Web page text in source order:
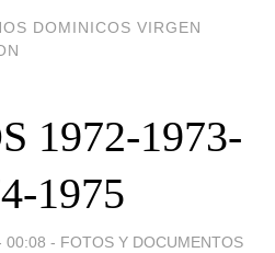
DOMINICOS VIRGEN
1972-1973-
1975
00:08 - FOTOS Y DOCUMENTOS